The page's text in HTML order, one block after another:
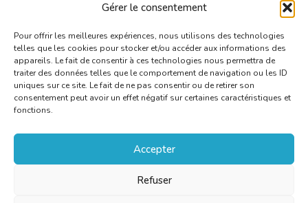
Gérer le consentement
Pour offrir les meilleures expériences, nous utilisons des technologies
telles que les cookies pour stocker et/ou accéder aux informations des
appareils. Le fait de consentir à ces technologies nous permettra de
traiter des données telles que le comportement de navigation ou les ID
uniques sur ce site. Le fait de ne pas consentir ou de retirer son
consentement peut avoir un effet négatif sur certaines caractéristiques et
fonctions.
Accepter
Refuser